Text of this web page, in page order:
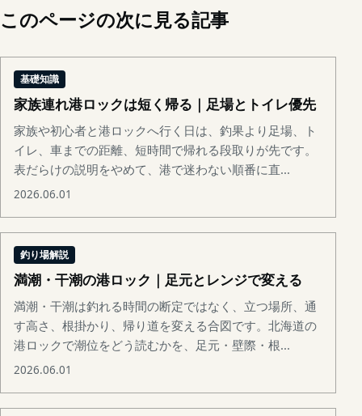
このページの次に見る記事
基礎知識
家族連れ港ロックは短く帰る｜足場とトイレ優先
家族や初心者と港ロックへ行く日は、釣果より足場、ト
イレ、車までの距離、短時間で帰れる段取りが先です。
表だらけの説明をやめて、港で迷わない順番に直...
2026.06.01
釣り場解説
満潮・干潮の港ロック｜足元とレンジで変える
満潮・干潮は釣れる時間の断定ではなく、立つ場所、通
す高さ、根掛かり、帰り道を変える合図です。北海道の
港ロックで潮位をどう読むかを、足元・壁際・根...
2026.06.01